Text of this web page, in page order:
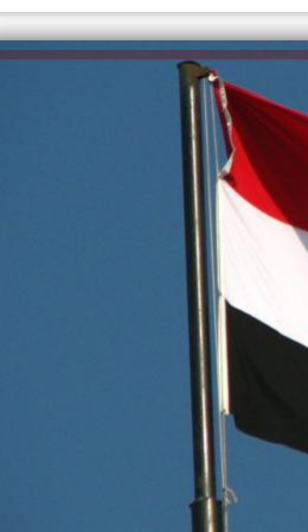
إلهام شرشر تكتب: دي مبقتش كورة..